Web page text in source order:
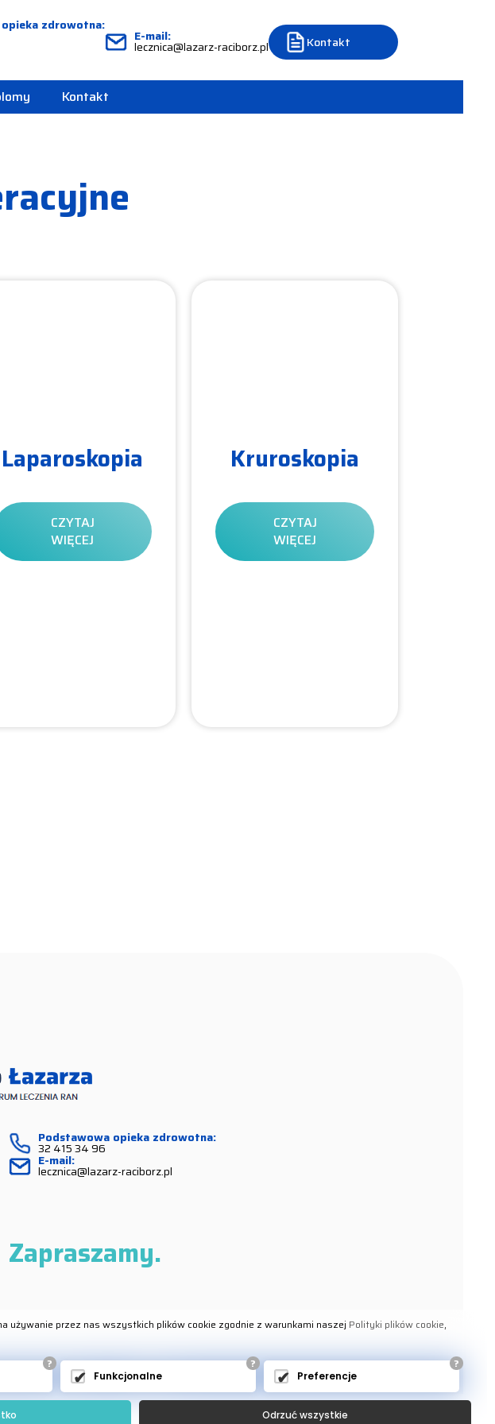
zdrowotna:
E-mail:
lecznica@lazarz-raciborz.pl Kontakt
Kontakt
Laparoskopia
CZYTAJ
WIĘCEJ
Kruroskopia
CZYTAJ
WIĘCEJ
Podstawowa opieka zdrowotna:
32 415 34 96
E-mail:
lecznica@lazarz-raciborz.pl
Zapraszamy.
I DYPLOMY KONTAKT
net.pl
przez nas wszystkich plików cookie zgodnie z warunkami naszej Polityki plików cookie,
? ?
Funkcjonalne
?
Preferencje
Odrzuć wszystkie